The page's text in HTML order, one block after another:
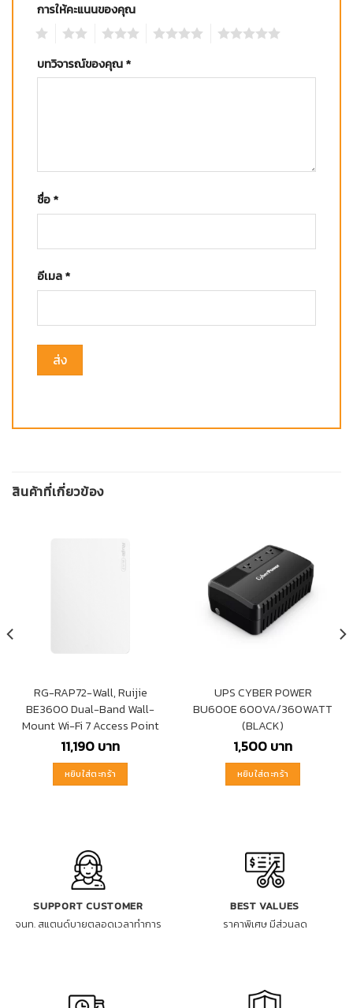
การให้คะแนนของคุณ
บทวิจารณ์ของคุณ*
ชื่อ*
อีเมล*
สินค้าที่เกี่ยวข้อง
RG-RAP72-Wall, Ruijie
BE3600 Dual-Band Wall-
Mount Wi-Fi 7 Access Point
11,190บาท
หยิบใส่ตะกร้า
UPS CYBER POWER
BU600E 600VA/360WATT
(BLACK)
1,500บาท
หยิบใส่ตะกร้า
SUPPORT CUSTOMER
จนท. สแตนด์บายตลอดเวลาทำการ
BEST VALUES
ราคาพิเศษ มีส่วนลด